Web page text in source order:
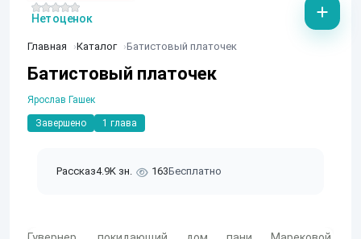
Главная Каталог Батистовый платочек
Батистовый платочек
Ярослав Гашек
Завершено 1 глава
Рассказ4.9K зн. 163Бесплатно
Нет оценок